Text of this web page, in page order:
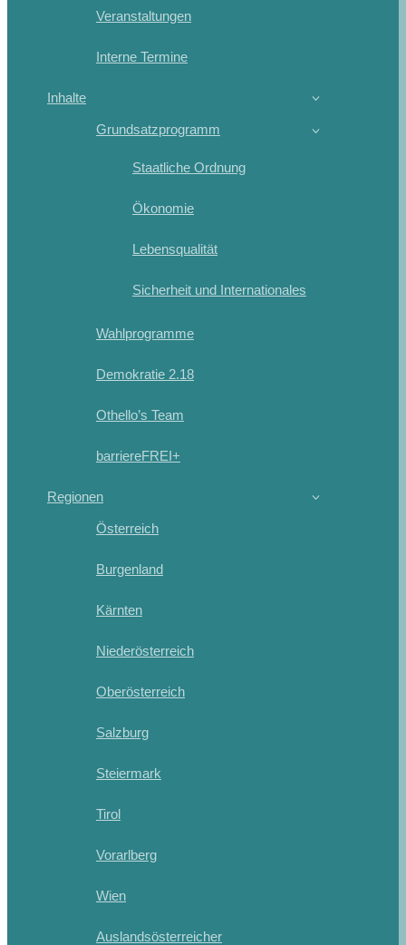
Veranstaltungen
Interne Termine
Inhalte
Grundsatzprogramm
Staatliche Ordnung
Ökonomie
Lebensqualität
Sicherheit und Internationales
Wahlprogramme
Demokratie 2.18
Othello’s Team
barriereFREI+
Regionen
Österreich
Burgenland
Kärnten
Niederösterreich
Oberösterreich
Salzburg
Steiermark
Tirol
Vorarlberg
Wien
Auslandsösterreicher